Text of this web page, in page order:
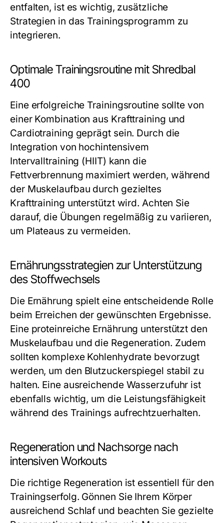
entfalten, ist es wichtig, zusätzliche
Strategien in das Trainingsprogramm zu
integrieren.
Optimale Trainingsroutine mit Shredbal
400
Eine erfolgreiche Trainingsroutine sollte von
einer Kombination aus Krafttraining und
Cardiotraining geprägt sein. Durch die
Integration von hochintensivem
Intervalltraining (HIIT) kann die
Fettverbrennung maximiert werden, während
der Muskelaufbau durch gezieltes
Krafttraining unterstützt wird. Achten Sie
darauf, die Übungen regelmäßig zu variieren,
um Plateaus zu vermeiden.
Ernährungsstrategien zur Unterstützung
des Stoffwechsels
Die Ernährung spielt eine entscheidende Rolle
beim Erreichen der gewünschten Ergebnisse.
Eine proteinreiche Ernährung unterstützt den
Muskelaufbau und die Regeneration. Zudem
sollten komplexe Kohlenhydrate bevorzugt
werden, um den Blutzuckerspiegel stabil zu
halten. Eine ausreichende Wasserzufuhr ist
ebenfalls wichtig, um die Leistungsfähigkeit
während des Trainings aufrechtzuerhalten.
Regeneration und Nachsorge nach
intensiven Workouts
Die richtige Regeneration ist essentiell für den
Trainingserfolg. Gönnen Sie Ihrem Körper
ausreichend Schlaf und beachten Sie gezielte